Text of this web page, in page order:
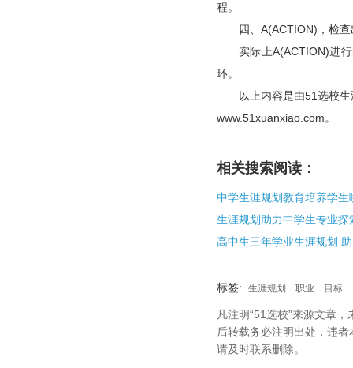
程。
四、 A(ACTION) ，检
实际上A(ACTION)进
环。
以上内容是由51选校
www.51xuanxiao.com。
相关搜索阅读：
生涯规划助力中学生专业探
标签: 生涯规划 职业 目标
凡注明“51选校”来源文章
后转载务必注明出处，违
请及时联系删除。